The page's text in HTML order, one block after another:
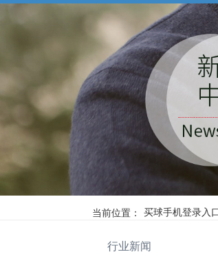
当前位置： 买球手机登录入
行业新闻